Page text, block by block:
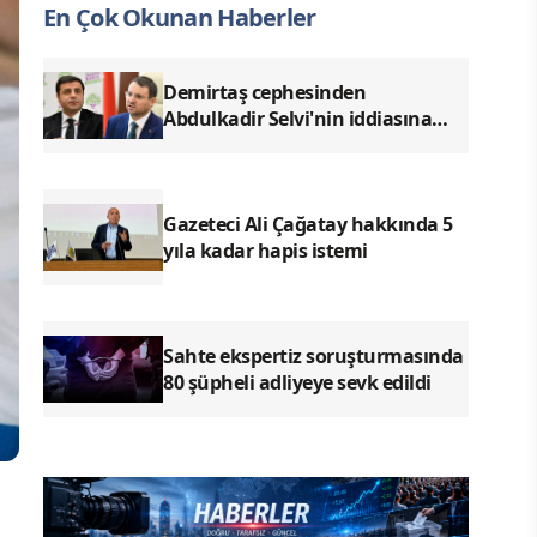
En Çok Okunan Haberler
Demirtaş cephesinden
Abdulkadir Selvi'nin iddiasına
Gazeteci Ali Çağatay hakkında 5
yıla kadar hapis istemi
Sahte ekspertiz soruşturmasında
80 şüpheli adliyeye sevk edildi